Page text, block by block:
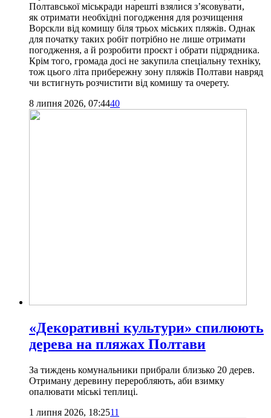
Полтавської міськради нарешті взялися з’ясовувати,
як отримати необхідні погодження для розчищення
Ворскли від комишу біля трьох міських пляжів. Однак
для початку таких робіт потрібно не лише отримати
погодження, а й розробити проєкт і обрати підрядника.
Крім того, громада досі не закупила спеціальну техніку,
тож цього літа прибережну зону пляжів Полтави навряд
чи встигнуть розчистити від комишу та очерету.
8 липня 2026, 07:4440
«Декоративні культури» спилюють
дерева на пляжах Полтави
За тиждень комунальники прибрали близько 20 дерев.
Отриману деревину переробляють, аби взимку
опалювати міські теплиці.
1 липня 2026, 18:2511